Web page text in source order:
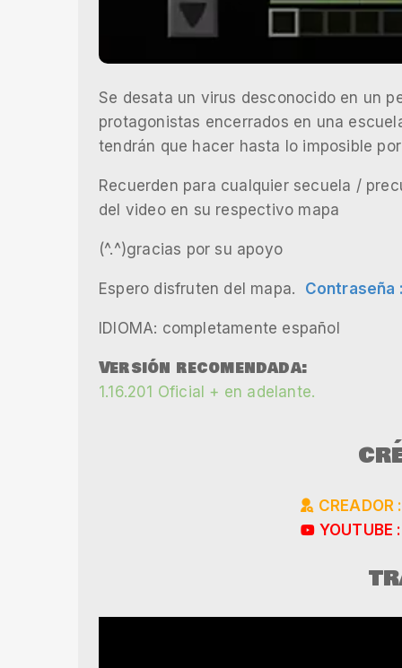
Se desata un virus desconocido en un
protagonistas encerrados en una
tendrán que hacer hasta lo imposible
Recuerden para cualquier secuela /
del video en su respectivo mapa
(^.^)gracias por su apoyo
Espero disfruten del mapa. Contraseña
IDIOMA: completamente español
Versión recomendada:
1.16.201 Oficial + en adelante.
CREADOR :
YOUTUBE :